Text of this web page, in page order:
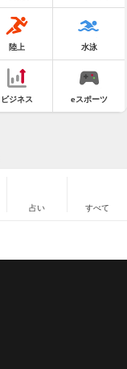
陸上 水泳
ビジネス eスポーツ
占い すべて